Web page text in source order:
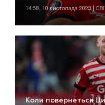
14:58, 10 листопада 2023 |
Коли повернеться